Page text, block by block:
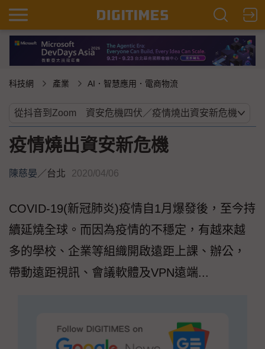
科技網 產業 AI．智慧應用．電商物流
疫情燒出資安新危機
陳慈晏／台北 2020/04/06
COVID-19(新冠肺炎)疫情自1月爆發後，至今持
續延燒全球。而因為疫情的不穩定，有越來越
多的學校、企業等組織開啟遠距上課、辦公，
帶動遠距視訊、會議軟體及VPN遠端...